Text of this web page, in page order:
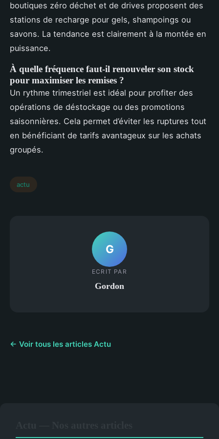
boutiques zéro déchet et de drives proposent des
stations de recharge pour gels, shampoings ou
savons. La tendance est clairement à la montée en
puissance.
À quelle fréquence faut-il renouveler son stock
pour maximiser les remises ?
Un rythme trimestriel est idéal pour profiter des
opérations de déstockage ou des promotions
saisonnières. Cela permet d’éviter les ruptures tout
en bénéficiant de tarifs avantageux sur les achats
groupés.
actu
G
ECRIT PAR
Gordon
← Voir tous les articles Actu